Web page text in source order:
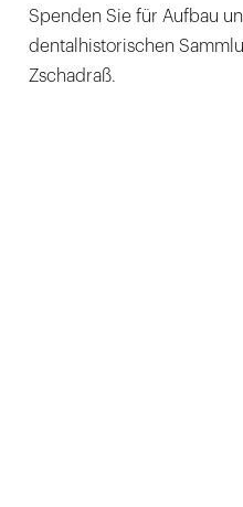
Spenden Sie für Aufbau
dentalhistorischen
Zschadraß.